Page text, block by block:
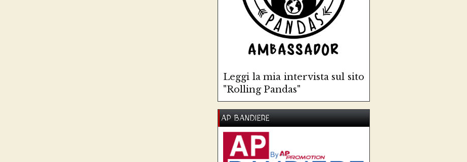
Leggi la mia intervista sul sito
"Rolling Pandas"
AP BANDIERE